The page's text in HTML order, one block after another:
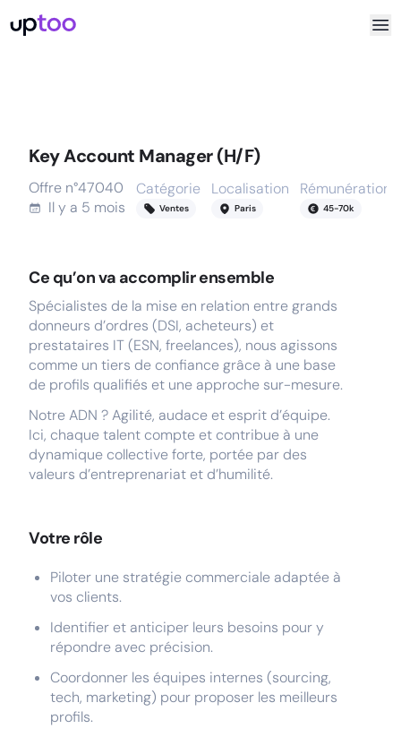
Key Account Manager (H/F)
Offre n°47040
Il y a 5 mois
Catégorie
Ventes
Localisation
Paris
Rémunération
45-70k
Ce qu’on va accomplir ensemble
Spécialistes de la mise en relation entre grands
donneurs d’ordres (DSI, acheteurs) et
prestataires IT (ESN, freelances), nous agissons
comme un tiers de confiance grâce à une base
de profils qualifiés et une approche sur-mesure.
Notre ADN ? Agilité, audace et esprit d’équipe.
Ici, chaque talent compte et contribue à une
dynamique collective forte, portée par des
valeurs d’entreprenariat et d’humilité.
Votre rôle
Piloter une stratégie commerciale adaptée à
vos clients.
Identifier et anticiper leurs besoins pour y
répondre avec précision.
Coordonner les équipes internes (sourcing,
tech, marketing) pour proposer les meilleurs
profils.